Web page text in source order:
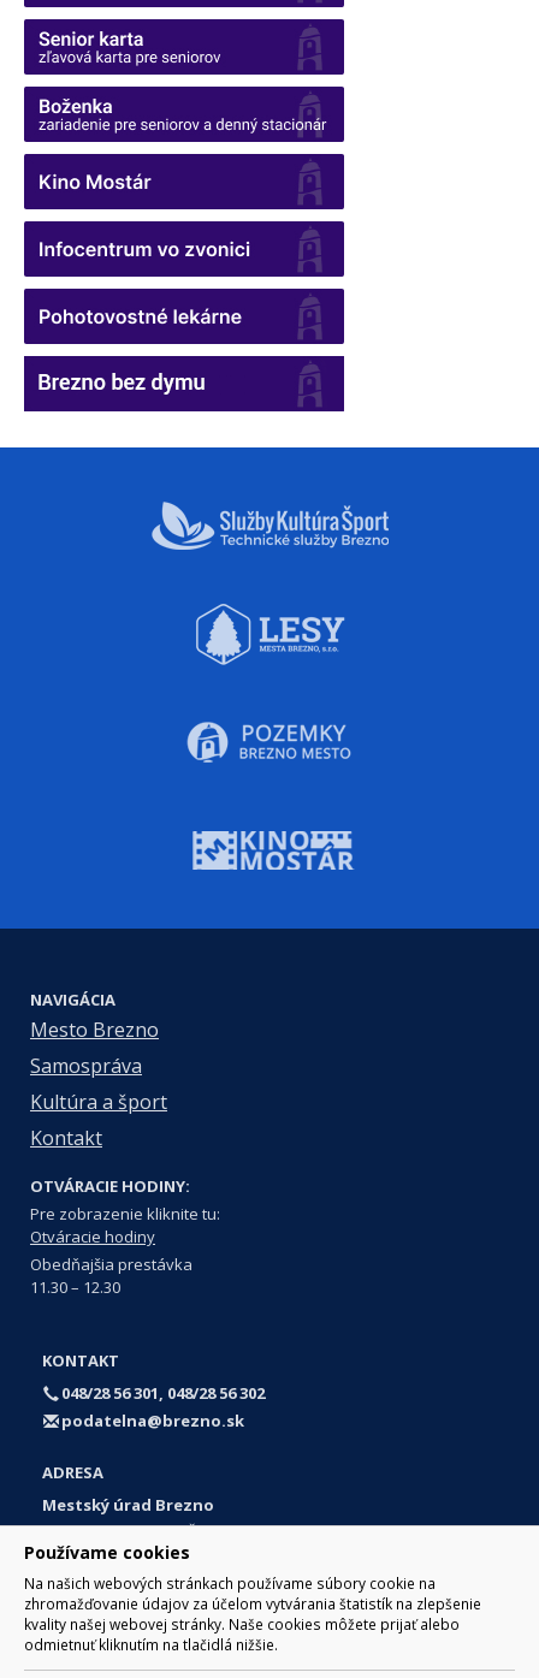
Používame cookies
Na našich webových stránkach používame súbory cookie na
zhromažďovanie údajov za účelom vytvárania štatistík na zlepšenie
kvality našej webovej stránky. Naše cookies môžete prijať alebo
odmietnuť kliknutím na tlačidlá nižšie.
NAVIGÁCIA
Mesto Brezno
Samospráva
Kultúra a šport
Kontakt
OTVÁRACIE HODINY:
Pre zobrazenie kliknite tu:
Otváracie hodiny
Obedňajšia prestávka
11.30 – 12.30
KONTAKT
048/28 56 301, 048/28 56 302
podatelna@brezno.sk
ADRESA
Mestský úrad Brezno
Námestie gen. M. R. Štefánika 1
977 01 Brezno
Slovakia (Slovak Republic)